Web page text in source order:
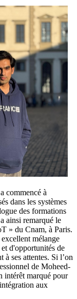
commencé à
dans les systèmes
des formations
ainsi remarqué le
» du Cnam, à Paris.
mélange
d'opportunités de
à ses attentes. Si l’on
de Moheed-
intérêt marqué pour
aux